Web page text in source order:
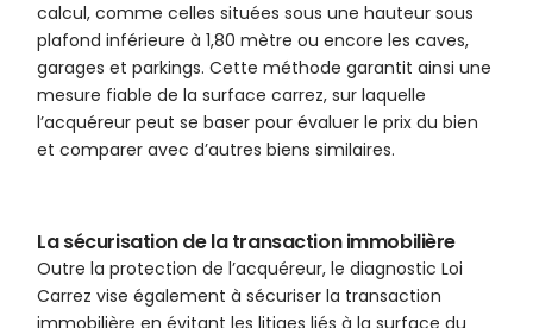
calcul, comme celles situées sous une hauteur sous
plafond inférieure à 1,80 mètre ou encore les caves,
garages et parkings. Cette méthode garantit ainsi une
mesure fiable de la surface carrez, sur laquelle
l’acquéreur peut se baser pour évaluer le prix du bien
et comparer avec d’autres biens similaires.
La sécurisation de la transaction immobilière
Outre la protection de l’acquéreur, le diagnostic Loi
Carrez vise également à sécuriser la transaction